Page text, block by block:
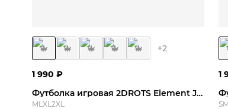
+2
1 990 ₽
Футболка игровая 2DROTS Element Jersey
ML XL 2XL
1
SM